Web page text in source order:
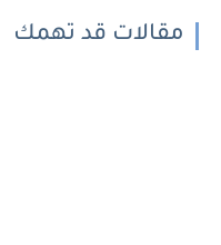
مقالات قد تهمك